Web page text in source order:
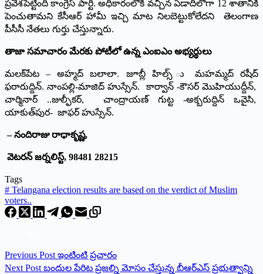
ప్రవేశపెట్టింది కాంగ్రెస్‌ పార్టీ. అధికారంలోకి వచ్చిన ఏడాదిలోగా 12 శాతానికి
పెంచుతామని కేసీఆర్‌ హామీ ఇచ్చి మాట నిలబెట్టుకోలేదని తెలంగాణ
పీసీసీ నేతలు గుర్తు చేస్తున్నారు.
తాజా సమాచారం మేరకు పోటీలో ఉన్న ఎంఐఎం అభ్యర్థులు
మలక్‌పేట – అహ్మద్‌ బలాలా. జూబ్లీ హిల్స్‌ ు మహమ్మద్‌ రషీద్‌
ఫరారుద్దిన్‌. నాంపల్లి-మాజిద్‌ హుస్సేన్‌. కార్వాన్‌ -కౌసర్‌ మొహియుద్దీన్‌,
చార్మినార్‌ ..జుల్ఫీకర్‌, చాంద్రాయణ్‌ గుట్ట -అక్బరుద్దిన్‌ ఒవైసి,
యాకుత్‌పుర- జాఫర్‌ హుస్సేన్‌.
– నందిరాజు రాధాకృష్ణ,
వెటరన్‌ జర్నలిస్ట్‌, 98481 28215
Tags
# Telangana election results are based on the verdict of Muslim
voters..
Previous Post ఇంటింటి ప్రచారం
Next Post బందుల పేరిట ప్రజల్ని మోసం చేస్తున్న బీఆర్ఎస్ ప్రభుత్వాన్ని